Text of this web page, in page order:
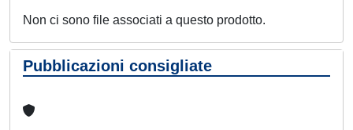
Non ci sono file associati a questo prodotto.
Pubblicazioni consigliate